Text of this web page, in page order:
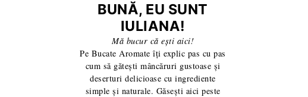
BUNĂ, EU SUNT
IULIANA!
Mă bucur că ești aici!
Pe Bucate Aromate îți explic pas cu pas
cum să gătești mâncăruri gustoase și
deserturi delicioase cu ingrediente
simple și naturale. Găsești aici peste